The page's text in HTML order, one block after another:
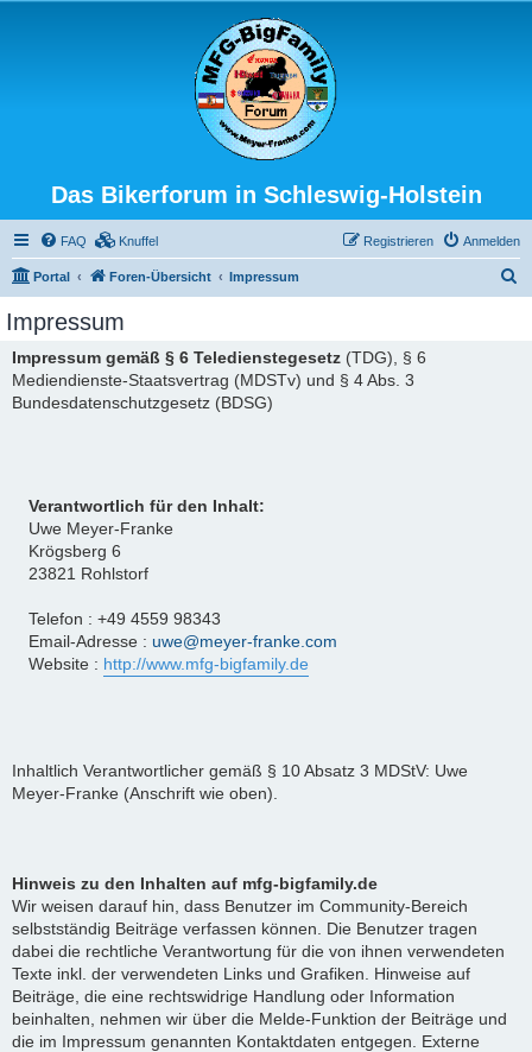
Das Bikerforum in Schleswig-Holstein
FAQ Knuffel Anmelden
Registrieren
Portal Foren-Übersicht Impressum
Impressum
Impressum gemäß § 6 Teledienstegesetz (TDG), § 6
Mediendienste-Staatsvertrag (MDSTv) und § 4 Abs. 3
Bundesdatenschutzgesetz (BDSG)
Verantwortlich für den Inhalt:
Uwe Meyer-Franke
Krögsberg 6
23821 Rohlstorf
Telefon : +49 4559 98343
Email-Adresse : uwe@meyer-franke.com
Website : http://www.mfg-bigfamily.de
Inhaltlich Verantwortlicher gemäß § 10 Absatz 3 MDStV: Uwe
Meyer-Franke (Anschrift wie oben).
Hinweis zu den Inhalten auf mfg-bigfamily.de
Wir weisen darauf hin, dass Benutzer im Community-Bereich
selbstständig Beiträge verfassen können. Die Benutzer tragen
dabei die rechtliche Verantwortung für die von ihnen verwendeten
Texte inkl. der verwendeten Links und Grafiken. Hinweise auf
Beiträge, die eine rechtswidrige Handlung oder Information
beinhalten, nehmen wir über die Melde-Funktion der Beiträge und
die im Impressum genannten Kontaktdaten entgegen. Externe